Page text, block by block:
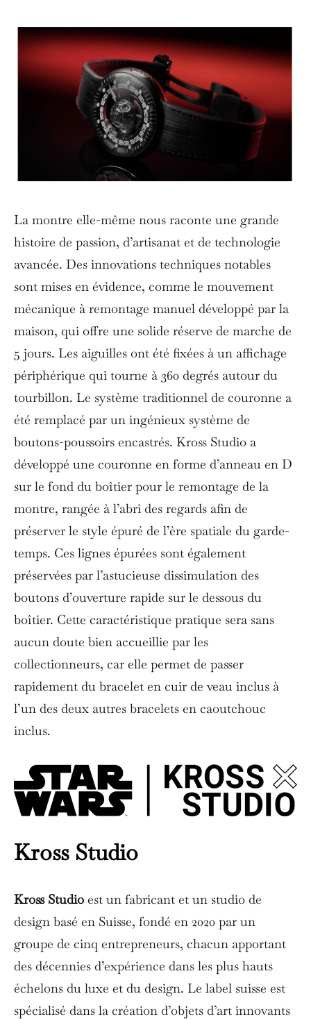
La montre elle-même nous raconte une grande
histoire de passion, d’artisanat et de technologie
avancée. Des innovations techniques notables
sont mises en évidence, comme le mouvement
mécanique à remontage manuel développé par la
maison, qui offre une solide réserve de marche de
5 jours. Les aiguilles ont été fixées à un affichage
périphérique qui tourne à 360 degrés autour du
tourbillon. Le système traditionnel de couronne a
été remplacé par un ingénieux système de
boutons-poussoirs encastrés. Kross Studio a
développé une couronne en forme d’anneau en D
sur le fond du boîtier pour le remontage de la
montre, rangée à l’abri des regards afin de
préserver le style épuré de l’ère spatiale du garde-
temps. Ces lignes épurées sont également
préservées par l’astucieuse dissimulation des
boutons d’ouverture rapide sur le dessous du
boîtier. Cette caractéristique pratique sera sans
aucun doute bien accueillie par les
collectionneurs, car elle permet de passer
rapidement du bracelet en cuir de veau inclus à
l’un des deux autres bracelets en caoutchouc
inclus.
Kross Studio
Kross Studio est un fabricant et un studio de
design basé en Suisse, fondé en 2020 par un
groupe de cinq entrepreneurs, chacun apportant
des décennies d’expérience dans les plus hauts
échelons du luxe et du design. Le label suisse est
spécialisé dans la création d’objets d’art innovants